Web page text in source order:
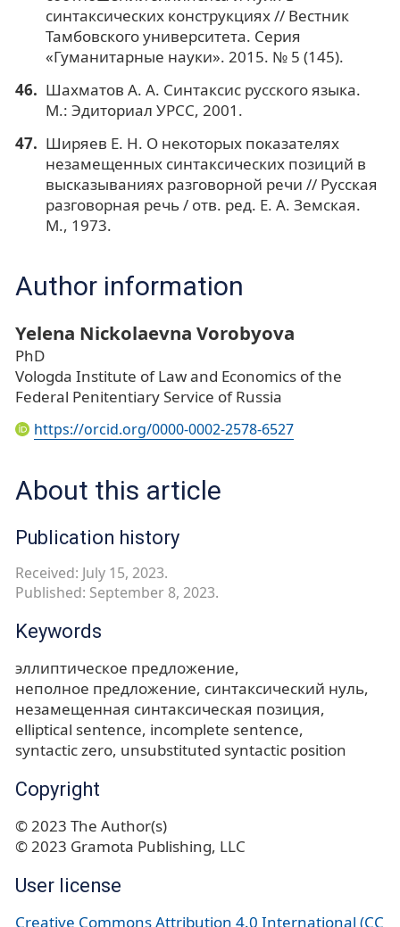
синтаксических конструкциях // Вестник
Тамбовского университета. Серия
«Гуманитарные науки». 2015. № 5 (145).
Шахматов А. А. Синтаксис русского языка.
М.: Эдиториал УРСС, 2001.
Ширяев Е. Н. О некоторых показателях
незамещенных синтаксических позиций в
высказываниях разговорной речи // Русская
разговорная речь / отв. ред. Е. А. Земская.
М., 1973.
Author information
Yelena Nickolaevna Vorobyova
PhD
Vologda Institute of Law and Economics of the
Federal Penitentiary Service of Russia
https://orcid.org/0000-0002-2578-6527
About this article
Publication history
Received: July 15, 2023.
Published: September 8, 2023.
Keywords
эллиптическое предложение
неполное предложение синтаксический нуль
незамещенная синтаксическая позиция
elliptical sentence incomplete sentence
syntactic zero unsubstituted syntactic position
Copyright
© 2023 The Author(s)
© 2023 Gramota Publishing, LLC
User license
Creative Commons Attribution 4.0 International (CC